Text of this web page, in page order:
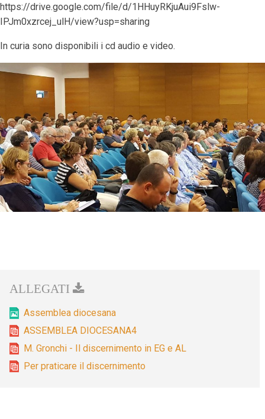
https://drive.google.com/file/d/1HHuyRKjuAui9Fslw-
IPJm0xzrcej_ulH/view?usp=sharing
In curia sono disponibili i cd audio e video.
Assemblea diocesana
ASSEMBLEA DIOCESANA4
M. Gronchi - Il discernimento in EG e AL
Per praticare il discernimento